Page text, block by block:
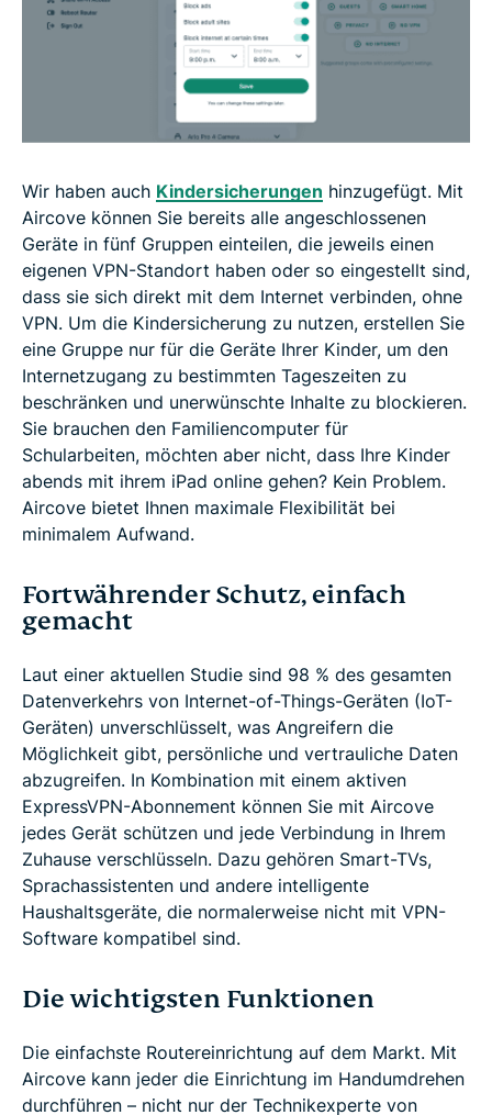
Wir haben auch Kindersicherungen hinzugefügt. Mit
Aircove können Sie bereits alle angeschlossenen
Geräte in fünf Gruppen einteilen, die jeweils einen
eigenen VPN-Standort haben oder so eingestellt sind,
dass sie sich direkt mit dem Internet verbinden, ohne
VPN. Um die Kindersicherung zu nutzen, erstellen Sie
eine Gruppe nur für die Geräte Ihrer Kinder, um den
Internetzugang zu bestimmten Tageszeiten zu
beschränken und unerwünschte Inhalte zu blockieren.
Sie brauchen den Familiencomputer für
Schularbeiten, möchten aber nicht, dass Ihre Kinder
abends mit ihrem iPad online gehen? Kein Problem.
Aircove bietet Ihnen maximale Flexibilität bei
minimalem Aufwand.
Fortwährender Schutz, einfach
gemacht
Laut einer aktuellen Studie sind 98 % des gesamten
Datenverkehrs von Internet-of-Things-Geräten (IoT-
Geräten) unverschlüsselt, was Angreifern die
Möglichkeit gibt, persönliche und vertrauliche Daten
abzugreifen. In Kombination mit einem aktiven
ExpressVPN-Abonnement können Sie mit Aircove
jedes Gerät schützen und jede Verbindung in Ihrem
Zuhause verschlüsseln. Dazu gehören Smart-TVs,
Sprachassistenten und andere intelligente
Haushaltsgeräte, die normalerweise nicht mit VPN-
Software kompatibel sind.
Die wichtigsten Funktionen
Die einfachste Routereinrichtung auf dem Markt. Mit
Aircove kann jeder die Einrichtung im Handumdrehen
durchführen – nicht nur der Technikexperte von